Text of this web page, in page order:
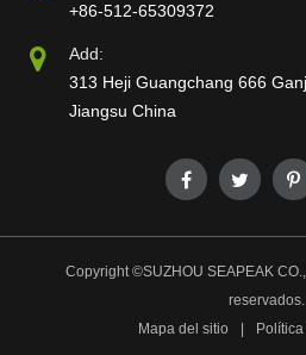
+86-512-65309372
Add:
313 Heji Guangchang 666
Jiangsu China
Copyright ©SUZHOU SEAPEAK
reservados.
Mapa del sitio